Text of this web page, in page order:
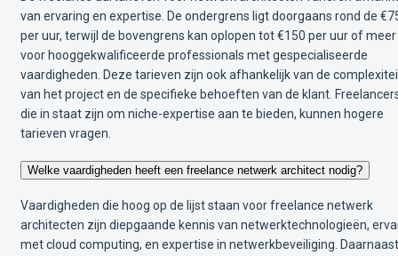
van ervaring en expertise. De ondergrens ligt doorgaans rond de
per uur, terwijl de bovengrens kan oplopen tot €150 per uur of meer
voor hooggekwalificeerde professionals met gespecialiseerde
vaardigheden. Deze tarieven zijn ook afhankelijk van de
van het project en de specifieke behoeften van de klant.
die in staat zijn om niche-expertise aan te bieden, kunnen hogere
tarieven vragen.
Welke vaardigheden heeft een freelance netwerk architect nodig?
Vaardigheden die hoog op de lijst staan voor freelance netwerk
architecten zijn diepgaande kennis van netwerktechnologieën,
met cloud computing, en expertise in netwerkbeveiliging. Daarnaast